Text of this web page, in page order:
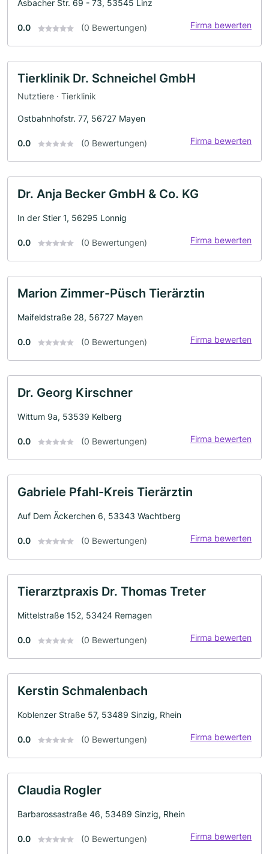
Asbacher Str. 69 - 73, 53545 Linz
0.0 (0 Bewertungen) Firma bewerten
Tierklinik Dr. Schneichel GmbH
Nutztiere · Tierklinik
Ostbahnhofstr. 77, 56727 Mayen
0.0 (0 Bewertungen) Firma bewerten
Dr. Anja Becker GmbH & Co. KG
In der Stier 1, 56295 Lonnig
0.0 (0 Bewertungen) Firma bewerten
Marion Zimmer-Püsch Tierärztin
Maifeldstraße 28, 56727 Mayen
0.0 (0 Bewertungen) Firma bewerten
Dr. Georg Kirschner
Wittum 9a, 53539 Kelberg
0.0 (0 Bewertungen) Firma bewerten
Gabriele Pfahl-Kreis Tierärztin
Auf Dem Äckerchen 6, 53343 Wachtberg
0.0 (0 Bewertungen) Firma bewerten
Tierarztpraxis Dr. Thomas Treter
Mittelstraße 152, 53424 Remagen
0.0 (0 Bewertungen) Firma bewerten
Kerstin Schmalenbach
Koblenzer Straße 57, 53489 Sinzig, Rhein
0.0 (0 Bewertungen) Firma bewerten
Claudia Rogler
Barbarossastraße 46, 53489 Sinzig, Rhein
0.0 (0 Bewertungen) Firma bewerten